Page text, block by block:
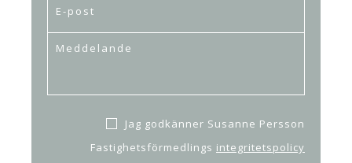
Jag godkänner Susanne Persson
Fastighetsförmedlings integritetspolicy